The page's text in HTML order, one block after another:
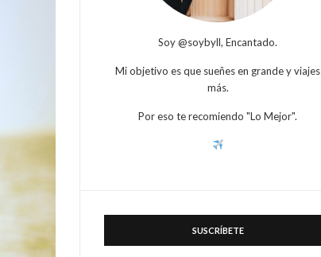
Soy @soybyll, Encantado.
Mi objetivo es que sueñes en grande y viajes
más.
Por eso te recomiendo "Lo Mejor".
SUSCRÍBETE